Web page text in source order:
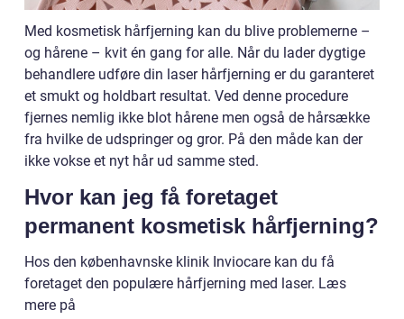
Med kosmetisk hårfjerning kan du blive problemerne –
og hårene – kvit én gang for alle. Når du lader dygtige
behandlere udføre din laser hårfjerning er du garanteret
et smukt og holdbart resultat. Ved denne procedure
fjernes nemlig ikke blot hårene men også de hårsække
fra hvilke de udspringer og gror. På den måde kan der
ikke vokse et nyt hår ud samme sted.
Hvor kan jeg få foretaget
permanent kosmetisk hårfjerning?
Hos den københavnske klinik Inviocare kan du få
foretaget den populære hårfjerning med laser. Læs
mere på